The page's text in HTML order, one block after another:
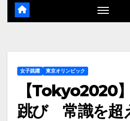
女子跳躍 東京オリンピック
【Tokyo2020
跳び 常識を超